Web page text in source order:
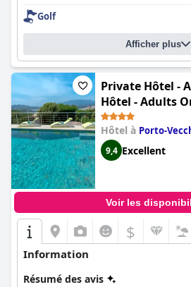
italien étant très apprécié pour sa
et le terrain de golf sont également
offrant une infinité d'activités aux
Jiva Hill Resort - Genèveest un
recherchent un séjour luxueux et
Golf
Afficher plus
Private Hôtel -
Hôtel - Adults
Hôtel à Porto-
9,4 Excellent
Voir les
$
Information
Résumé des avis